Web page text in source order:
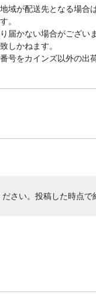
域が配送先となる場
。
届かない場合がございま
しかねます。
号をカインズ以外の出
さい。投稿した時点で